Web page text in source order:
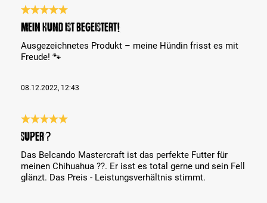
Bewertung mit 5 von 5 Sternen
Mein Hund ist begeistert!
Ausgezeichnetes Produkt – meine Hündin frisst es mit
Freude! 🐾
08.12.2022, 12:43
Bewertung mit 5 von 5 Sternen
Super ?
Das Belcando Mastercraft ist das perfekte Futter für
meinen Chihuahua ??. Er isst es total gerne und sein Fell
glänzt. Das Preis - Leistungsverhältnis stimmt.